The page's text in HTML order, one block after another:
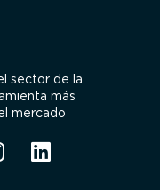
sector de la
más
mercado